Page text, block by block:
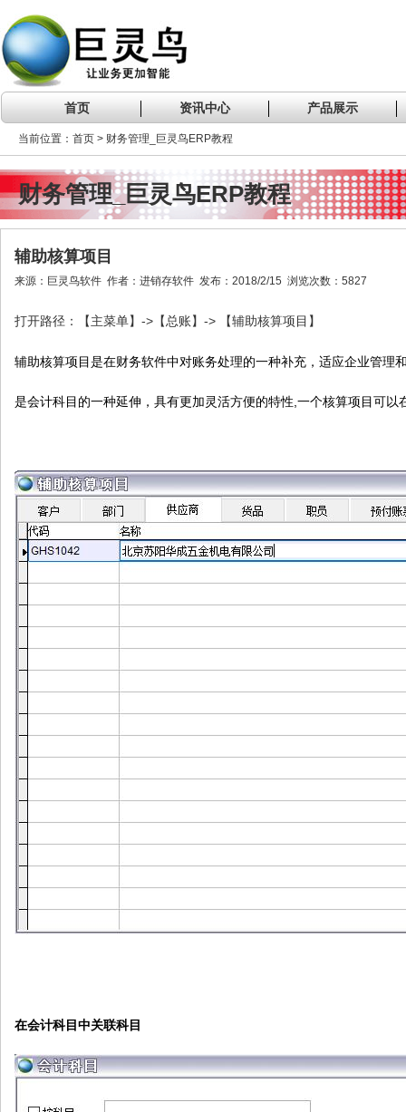
首页 资讯中心 产品展示
当前位置：首页 > 财务管理_巨灵鸟ERP教程
财务管理_巨灵鸟ERP教程
辅助核算项目
来源：巨灵鸟软件 作者：进销存软件 发布：2018/2/15 浏览次数：5827
打开路径：【主菜单】 -> 【总账】 -> 【辅助核算项目 】
辅助核算项目是在财务软件中对账务处理的一种补充，适应企业管理
是会计科目的一种延伸，具有更加灵活方便的特性,一个核算项目可
在会计科目中关联科目